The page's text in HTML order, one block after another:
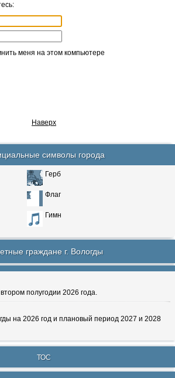
меня на этом компьютере
Наверх
символы города
Герб
Флаг
Гимн
граждане г. Вологды
полугодии 2026 года.
на 2026 год и плановый период 2027 и 2028
ТОС